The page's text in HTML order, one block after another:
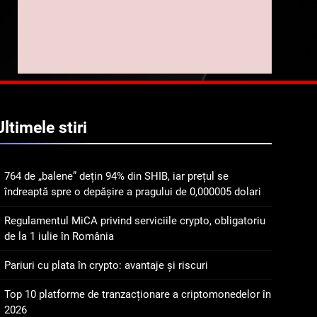
trasabilitatea cafelei
îndreaptă spre o depășire
dolari
2
Regulamentul MiCA
privind serviciile crypto,
obligatoriu de la 1 iulie în
Pariuri cu plata în crypto:
avantaje și riscuri
stiri
764 de „balene” dețin 94% din SHIB, iar prețul se
îndreaptă spre o depășire a pragului de 0,000005 dolari
Regulamentul MiCA privind serviciile crypto, obligatoriu
de la 1 iulie în România
Pariuri cu plata în crypto: avantaje și riscuri
Top 10 platforme de tranzacționare a criptomonedelor în
2026